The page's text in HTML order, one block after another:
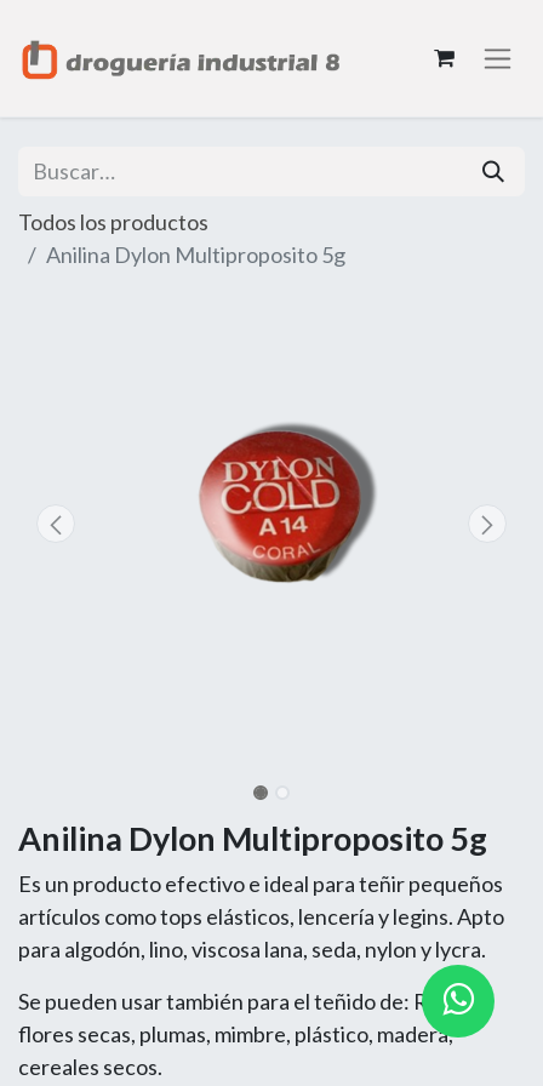
Todos los productos
Anilina Dylon Multiproposito 5g
Anilina Dylon Multiproposito 5g
Es un producto efectivo e ideal para teñir pequeños
artículos como tops elásticos, lencería y legins. Apto
para algodón, lino, viscosa lana, seda, nylon y lycra.
Se pueden usar también para el teñido de: Rafia,
flores secas, plumas, mimbre, plástico, madera,
cereales secos.